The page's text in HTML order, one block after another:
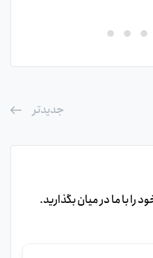
جدیدتر
را با ما در میان بگذارید.